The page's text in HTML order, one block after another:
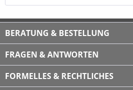
BERATUNG & BESTELLUNG
FRAGEN & ANTWORTEN
FORMELLES & RECHTLICHES